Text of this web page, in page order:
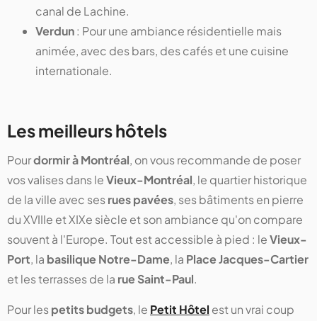
canal de Lachine.
Verdun: Pour une ambiance résidentielle mais
animée, avec des bars, des cafés et une cuisine
internationale.
Les meilleurs hôtels
Pourdormir à Montréal, on vous recommande de poser
vos valises dans leVieux-Montréal, le quartier historique
de la ville avec sesrues pavées, ses bâtiments en pierre
du XVIIIe et XIXe siècle et son ambiance qu'on compare
souvent à l'Europe. Tout est accessible à pied : leVieux-
Port, la basilique Notre-Dame, la Place Jacques-Cartier
et les terrasses de la rue Saint-Paul.
Pour lespetits budgets, le Petit Hôtel est un vrai coup